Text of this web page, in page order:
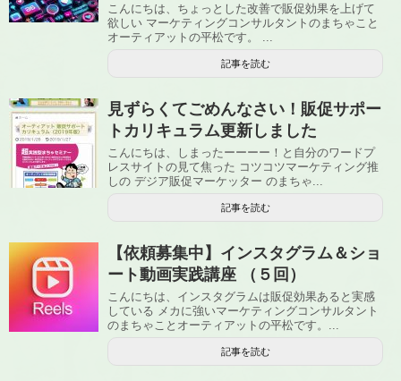
こんにちは、ちょっとした改善で販促効果を上げて
欲しい マーケティングコンサルタントのまちゃこと
オーティアットの平松です。 ...
記事を読む
見ずらくてごめんなさい！販促サポー
トカリキュラム更新しました
こんにちは、しまったーーーー！と自分のワードプ
レスサイトの見て焦った コツコツマーケティング推
しの デジア販促マーケッター のまちゃ...
記事を読む
【依頼募集中】インスタグラム＆ショ
ート動画実践講座 （５回）
こんにちは、インスタグラムは販促効果あると実感
している メカに強いマーケティングコンサルタント
のまちゃことオーティアットの平松です。...
記事を読む